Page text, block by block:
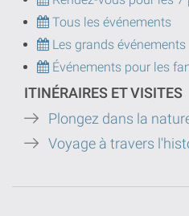
Tous les événements
Les grands événements
Événements pour les
ITINÉRAIRES ET VISITES
Plongez dans la
Voyage à travers